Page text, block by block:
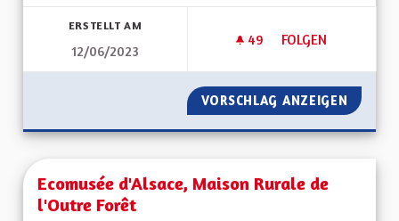
ERSTELLT AM
12/06/2023
49 49 FOLLOWER
FOLGEN
DROIT LOCAL-
VORSCHLAG ANZEIGEN DROIT
Ecomusée d'Alsace, Maison Rurale de
l'Outre Forêt